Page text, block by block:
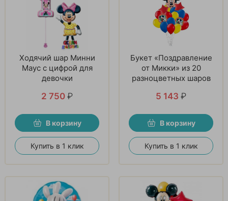
Ходячий шар Минни
Маус с цифрой для
девочки
2 750 ₽
В корзину
Купить в 1 клик
Букет «Поздравление
от Микки» из 20
разноцветных шаров
5 143 ₽
В корзину
Купить в 1 клик